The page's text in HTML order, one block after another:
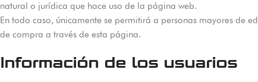
natural o jurídica que hace uso de la página web.
En todo caso, únicamente se permitirá a personas mayores de
de compra a través de esta página.
Información de los usuarios